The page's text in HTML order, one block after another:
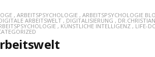
, ARBEITSPSYCHOLOGIE , ARBEITSPSYCHOLOGIE
ARBEITSWELT , DIGITALISIERUNG ,
, KÜNSTLICHE INTELLIGENZ , LIFE-